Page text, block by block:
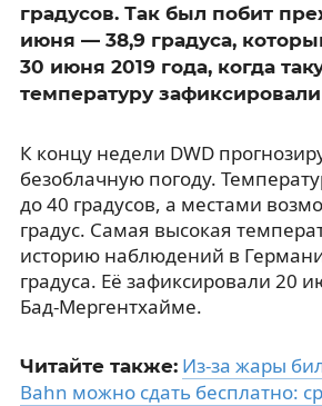
градусов. Так был побит
июня — 38,9 градуса,
30 июня 2019 года, когда
температуру
К концу недели DWD
безоблачную погоду.
до 40 градусов, а местами
градус. Самая высокая
историю наблюдений в
градуса. Её зафиксировали 20
Бад-Мергентхайме.
Читайте также: Из-за жары
Bahn можно сдать бесплатно: